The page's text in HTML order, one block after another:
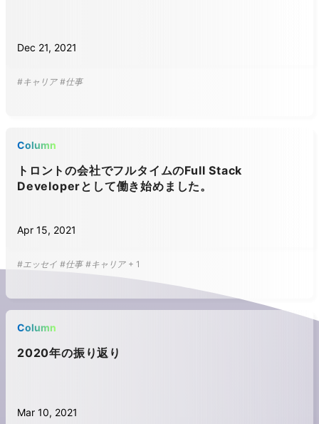
Dec 21, 2021
#キャリア #仕事
Column
トロントの会社でフルタイムのFull Stack
Developerとして働き始めました。
Apr 15, 2021
#エッセイ #仕事 #キャリア + 1
Column
2020年の振り返り
Mar 10, 2021